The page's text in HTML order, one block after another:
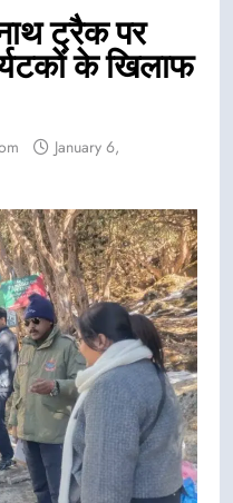
ट्रैक पर
के खिलाफ
January 6,